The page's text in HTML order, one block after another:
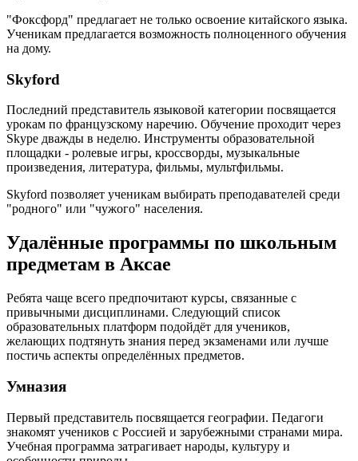
"Фоксфорд" предлагает не только освоение китайского языка.
Ученикам предлагается возможность полноценного обучения
на дому.
Skyford
Последний представитель языковой категории посвящается
урокам по французскому наречию. Обучение проходит через
Skype дважды в неделю. Инструменты образовательной
площадки - ролевые игры, кроссворды, музыкальные
произведения, литература, фильмы, мультфильмы.
Skyford позволяет ученикам выбирать преподавателей среди
"родного" или "чужого" населения.
Удалённые программы по школьным
предметам в Аксае
Ребята чаще всего предпочитают курсы, связанные с
привычными дисциплинами. Следующий список
образовательных платформ подойдёт для учеников,
желающих подтянуть знания перед экзаменами или лучше
постичь аспекты определённых предметов.
Умназия
Первый представитель посвящается географии. Педагоги
знакомят учеников с Россией и зарубежными странами мира.
Учебная программа затрагивает народы, культуру и